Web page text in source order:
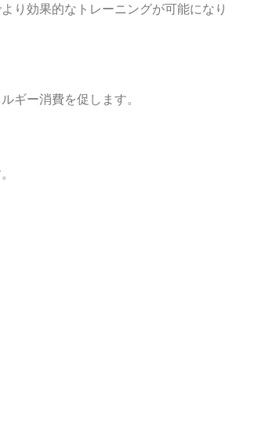
り効果的なトレーニングが可能になり
ギー消費を促します。